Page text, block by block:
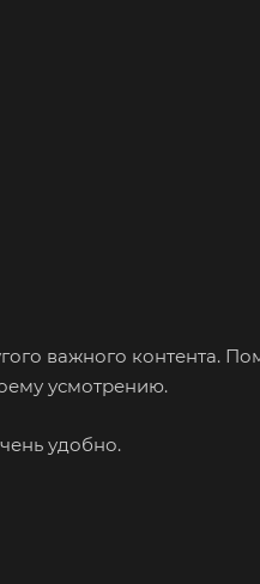
важного контента.
усмотрению.
удобно.